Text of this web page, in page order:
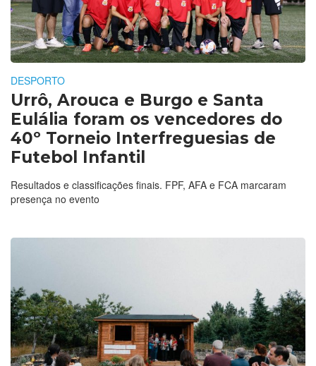
DESPORTO
Urrô, Arouca e Burgo e Santa
Eulália foram os vencedores do
40º Torneio Interfreguesias de
Futebol Infantil
Resultados e classificações finais. FPF, AFA e FCA marcaram
presença no evento